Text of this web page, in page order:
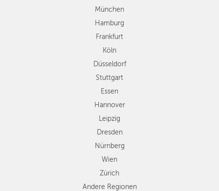
Stuttgart
Essen
Dresden
Nürnberg
Wien
Zürich
Andere
Regionen
München
Hamburg
Frankfurt
Köln
Düsseldorf
Stuttgart
Essen
Hannover
Leipzig
Dresden
Nürnberg
Wien
Zürich
Andere Regionen